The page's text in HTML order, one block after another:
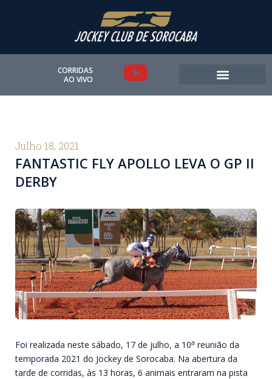
CORRIDAS
AO VIVO
Y
o
u
e
Julho 18, 2021
FANTASTIC FLY APOLLO LEVA O GP II
DERBY
Foi realizada neste sábado, 17 de julho, a 10a reunião da
temporada 2021 do Jockey de Sorocaba. Na abertura da
tarde de corridas, às 13 horas, 6 animais entraram na pista